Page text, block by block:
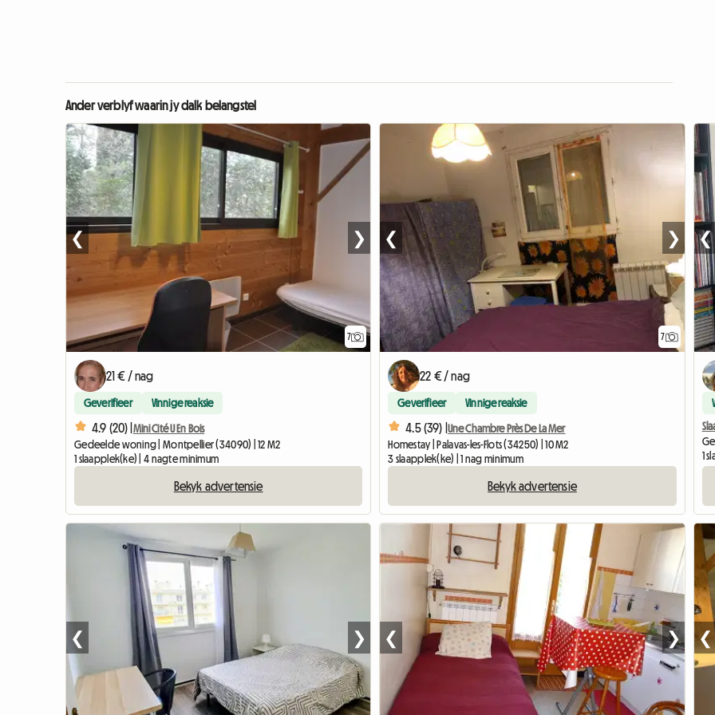
Ander verblyf waarin jy dalk belangstel
7
❮ ❯
21 € / nag
Geverifieer Vinnige reaksie
4.9 (20) | Mini Cité U En Bois
Gedeelde woning | Montpellier (34090) | 12 M2
1 slaapplek(ke) | 4 nagte minimum
Bekyk advertensie
7
❮ ❯
22 € / nag
Geverifieer Vinnige reaksie
4.5 (39) | Une Chambre Près De La Mer
Homestay | Palavas-les-Flots (34250) | 10 M2
3 slaapplek(ke) | 1 nag minimum
Bekyk advertensie
❮
1
❮ ❯ ❮ ❯ ❮